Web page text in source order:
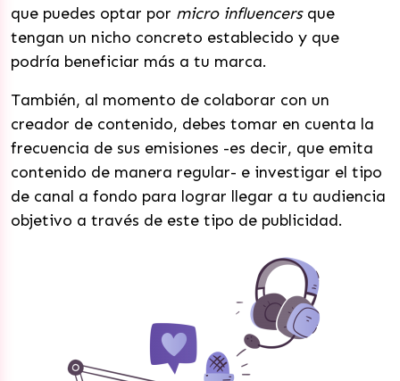
que puedes optar por micro influencersque
tengan un nicho concreto establecido y que
podría beneficiar más a tu marca.
También, al momento de colaborar con un
creador de contenido, debes tomar en cuenta la
frecuencia de sus emisiones -es decir, que emita
contenido de manera regular- e investigar el tipo
de canal a fondo para lograr llegar a tu audiencia
objetivo a través de este tipo de publicidad.